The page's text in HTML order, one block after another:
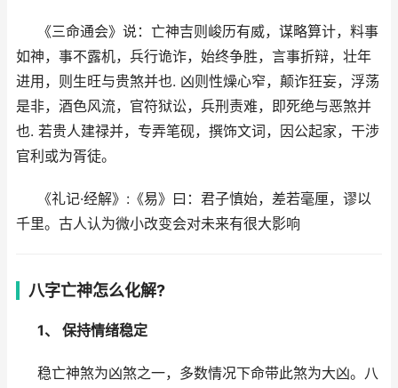
《三命通会》说：亡神吉则峻历有威，谋略算计，料事
如神，事不露机，兵行诡诈，始终争胜，言事折辩，壮年
进用，则生旺与贵煞并也. 凶则性燥心窄，颠诈狂妄，浮荡
是非，酒色风流，官符狱讼，兵刑责难，即死绝与恶煞并
也. 若贵人建禄并，专弄笔砚，撰饰文词，因公起家，干涉
官利或为胥徒。
《礼记·经解》:《易》曰：君子慎始，差若毫厘，谬以
千里。古人认为微小改变会对未来有很大影响
八字亡神怎么化解?
1、 保持情绪稳定
稳亡神煞为凶煞之一，多数情况下命带此煞为大凶。八